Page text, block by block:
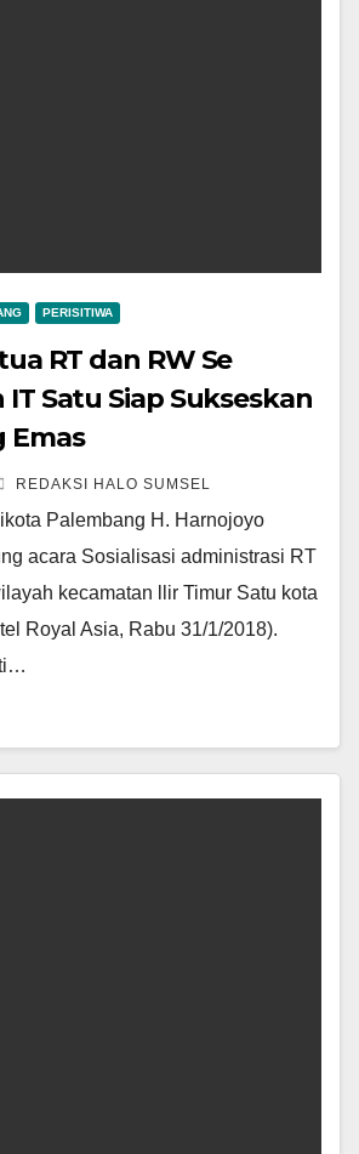
PERISITIWA
RT dan RW Se
Satu Siap Sukseskan
Palembang Emas
REDAKSI HALO SUMSEL
Palembang H. Harnojoyo
acara Sosialisasi administrasi RT
kecamatan llir Timur Satu kota
Royal Asia, Rabu 31/1/2018).